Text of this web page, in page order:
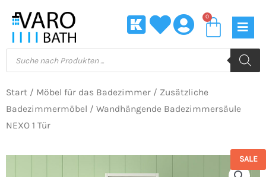
Inhalt
springen
0
Products
search
Start / Möbel für das Badezimmer / Zusätzliche
Badezimmermöbel / Wandhängende Badezimmersäule
NEXO 1 Tür
SALE